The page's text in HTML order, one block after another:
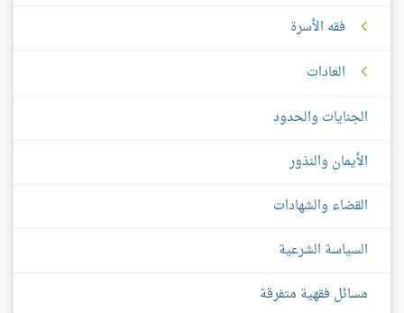
فقه الأسرة
العادات
الجنايات والحدود
الأيمان والنذور
القضاء والشهادات
السياسة الشرعية
مسائل فقهية متفرقة